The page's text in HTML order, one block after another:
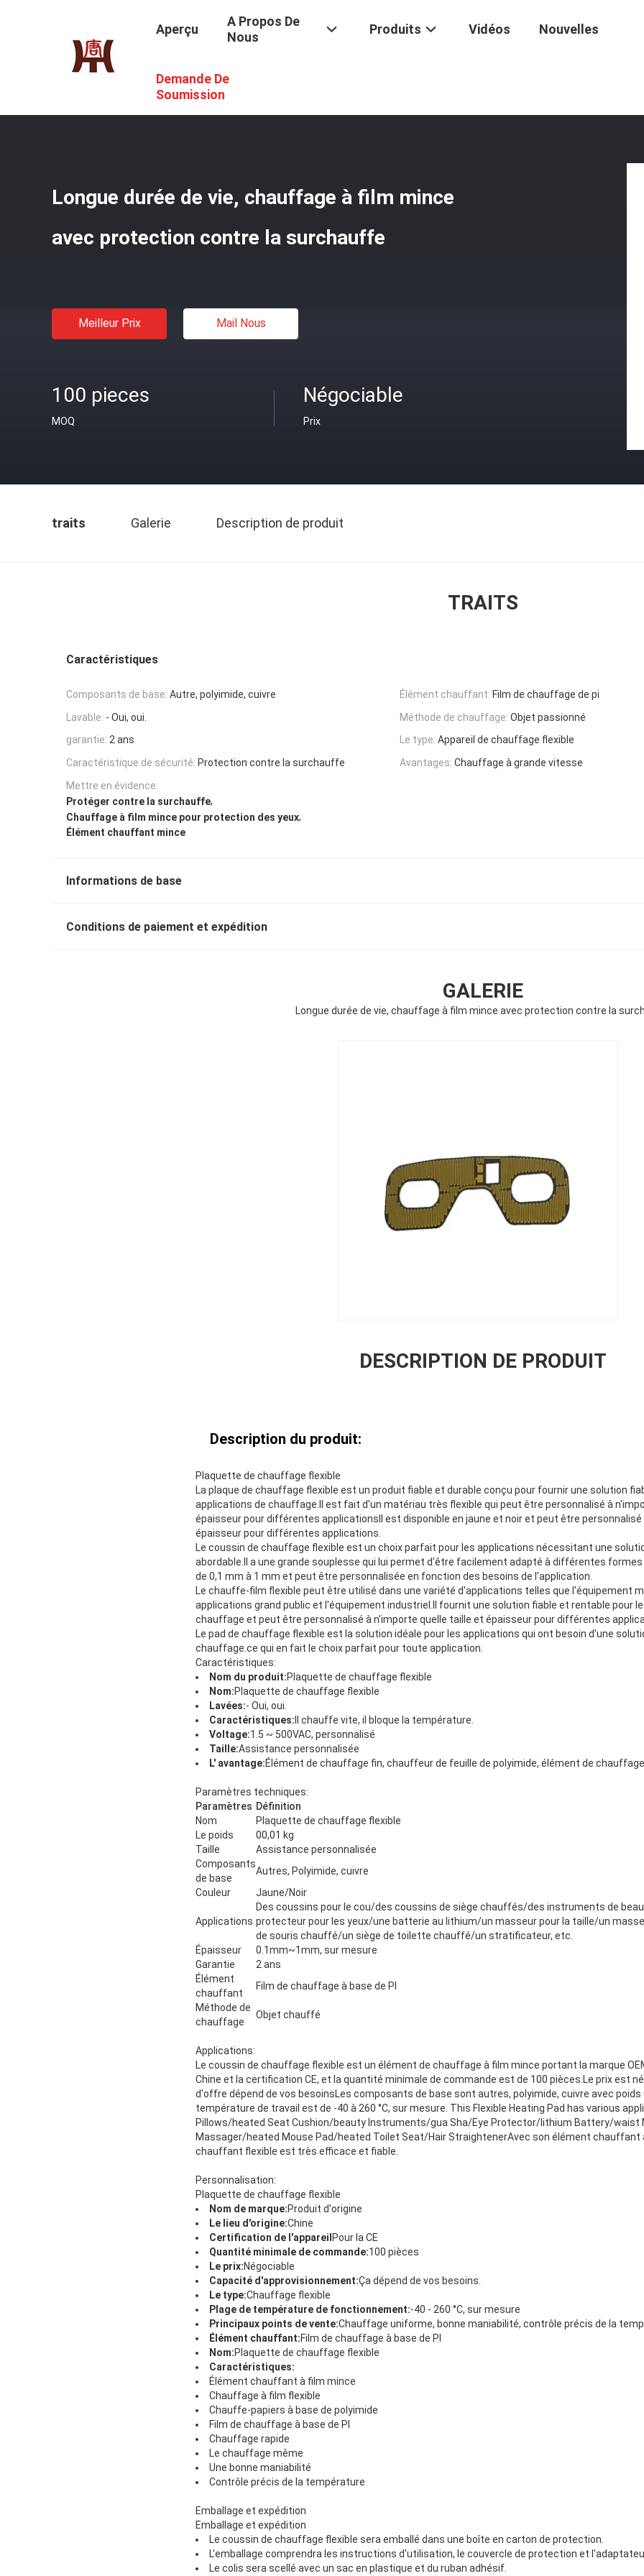
Aperçu
A Propos De
Nous
Produits Vidéos Nouvelles
Demande De
Soumission
Protection De Chauffage Flexible
Longue durée de vie, chauffage à film mince
avec protection contre la surchauffe
Meilleur Prix Mail Nous
100 pieces
MOQ
Négociable
Prix
traits Galerie Description de produit
TRAITS
Caractéristiques
Composants de base: Autre, polyimide, cuivre Élément chauffant: Film de chauffage de pi
Lavable: - Oui, oui. Méthode de chauffage: Objet passionné
garantie: 2 ans Le type: Appareil de chauffage flexible
Caractéristique de sécurité: Protection contre la surchauffe Avantages: Chauffage à grande vitesse
Mettre en évidence:
Protéger contre la surchauffe,
Chauffage à film mince pour protection des yeux,
Élément chauffant mince
Informations de base
Conditions de paiement et expédition
GALERIE
Longue durée de vie, chauffage à film mince avec protection contre la
DESCRIPTION DE PRODUIT
Description du produit:
Plaquette de chauffage flexible
La plaque de chauffage flexible est un produit fiable et durable conçu pour fournir une solution
applications de chauffage.Il est fait d'un matériau très flexible qui peut être personnalisé à
épaisseur pour différentes applicationsIl est disponible en jaune et noir et peut être personnalisé
épaisseur pour différentes applications.
Le coussin de chauffage flexible est un choix parfait pour les applications nécessitant une
abordable.Il a une grande souplesse qui lui permet d'être facilement adapté à différentes
de 0,1 mm à 1 mm et peut être personnalisée en fonction des besoins de l'application.
Le chauffe-film flexible peut être utilisé dans une variété d'applications telles que l'équipement
applications grand public et l'équipement industriel.Il fournit une solution fiable et rentable pour
chauffage et peut être personnalisé à n'importe quelle taille et épaisseur pour différentes
Le pad de chauffage flexible est la solution idéale pour les applications qui ont besoin d'une
chauffage.ce qui en fait le choix parfait pour toute application.
Caractéristiques:
Nom du produit:Plaquette de chauffage flexible
Nom:Plaquette de chauffage flexible
Lavées:- Oui, oui.
Caractéristiques: Il chauffe vite, il bloque la température.
Voltage:1.5 ~ 500VAC, personnalisé
Taille:Assistance personnalisée
L' avantage:Élément de chauffage fin, chauffeur de feuille de polyimide, élément de
Paramètres techniques:
Paramètres Définition
Nom
Plaquette de chauffage flexible
Le poids
00,01 kg
Taille
Assistance personnalisée
Composants
de base
Autres, Polyimide, cuivre
Couleur
Jaune/Noir
Applications
Des coussins pour le cou/des coussins de siège chauffés/des instruments de
protecteur pour les yeux/une batterie au lithium/un masseur pour la taille/un
de souris chauffé/un siège de toilette chauffé/un stratificateur, etc.
Épaisseur
0.1mm~1mm, sur mesure
Garantie
2 ans
Élément
chauffant
Film de chauffage à base de PI
Méthode de
chauffage
Objet chauffé
Applications:
Le coussin de chauffage flexible est un élément de chauffage à film mince portant la marque
Chine et la certification CE, et la quantité minimale de commande est de 100 pièces.Le prix est
d'offre dépend de vos besoinsLes composants de base sont autres, polyimide, cuivre avec poids
température de travail est de -40 à 260 °C, sur mesure. This Flexible Heating Pad has various
Pillows/heated Seat Cushion/beauty Instruments/gua Sha/Eye Protector/lithium Battery/waist
Massager/heated Mouse Pad/heated Toilet Seat/Hair StraightenerAvec son élément chauffant
chauffant flexible est très efficace et fiable.
Personnalisation:
Plaquette de chauffage flexible
Nom de marque:Produit d'origine
Le lieu d'origine:Chine
Certification de l'appareil Pour la CE
Quantité minimale de commande:100 pièces
Le prix:Négociable
Capacité d'approvisionnement:Ça dépend de vos besoins.
Le type:Chauffage flexible
Plage de température de fonctionnement:-40 - 260 °C, sur mesure
Principaux points de vente:Chauffage uniforme, bonne maniabilité, contrôle précis de la
Élément chauffant:Film de chauffage à base de PI
Nom:Plaquette de chauffage flexible
Caractéristiques:
Élément chauffant à film mince
Chauffage à film flexible
Chauffe-papiers à base de polyimide
Film de chauffage à base de PI
Chauffage rapide
Le chauffage même
Une bonne maniabilité
Contrôle précis de la température
Emballage et expédition
Emballage et expédition
Le coussin de chauffage flexible sera emballé dans une boîte en carton de protection.
L'emballage comprendra les instructions d'utilisation, le couvercle de protection et
Le colis sera scellé avec un sac en plastique et du ruban adhésif.